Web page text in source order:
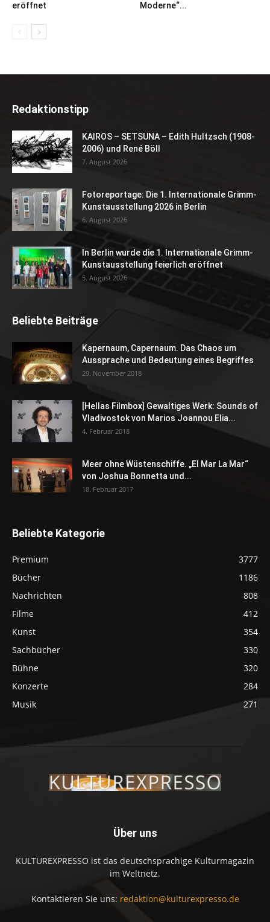
eröffnet
Moderne“...
Redaktionstipp
KAIROS – SETSUNA – Edith Hultzsch (1908-
2006) und René Böll
7. August 2026
Fotoreportage: Die 1. Internationale Grimm-
Kunstausstellung 2026 in Berlin
6. August 2026
In Berlin wurde die 1. Internationale Grimm-
Kunstausstellung feierlich eröffnet
5. August 2026
Beliebte Beiträge
Kapernaum, Capernaum. Das Chaos um
Aussprache und Bedeutung eines Begriffes
29. November 2018
[Hellas Filmbox] Gewaltiges Werk: Sounds of
Vladivostok von Marios Joannou Elia...
4. Februar 2018
Meer ohne Wüstenschiffe. „El Mar La Mar“
von Joshua Bonnetta und...
18. Februar 2017
Beliebte Kategorie
Premium
3777
Bücher
1186
Nachrichten
808
Filme
412
Kunst
354
Sachbücher
330
Bühne
320
Konzerte
284
Musik
271
Über uns
KULTUREXPRESSO ist das deutschsprachige Kulturmagazin
im Weltnetz.
Kontaktieren Sie uns: redaktion@kulturexpresso.de